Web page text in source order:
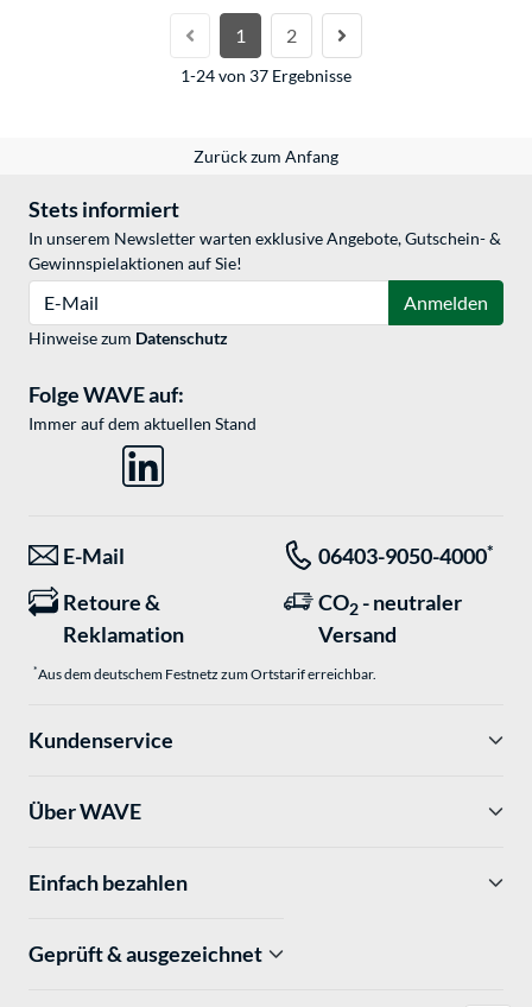
1 2
1-24 von 37 Ergebnisse
Zurück zum Anfang
Stets informiert
In unserem Newsletter warten exklusive Angebote, Gutschein- &
Gewinnspielaktionen auf Sie!
Anmelden
Hinweise zum Datenschutz
Folge WAVE auf:
Immer auf dem aktuellen Stand
E-Mail 06403-9050-4000*
Retoure &
Reklamation
CO2 - neutraler
Versand
*Aus dem deutschem Festnetz zum Ortstarif erreichbar.
Kundenservice
Über WAVE
Einfach bezahlen
Geprüft & ausgezeichnet